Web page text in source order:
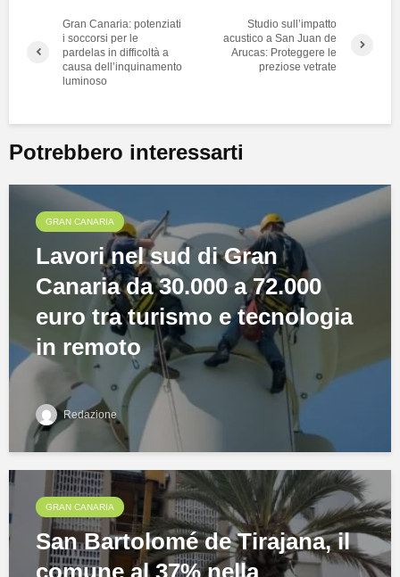
Gran Canaria: potenziati
i soccorsi per le
pardelas in difficoltà a
causa dell’inquinamento
luminoso
Studio sull’impatto
acustico a San Juan de
Arucas: Proteggere le
preziose vetrate
Potrebbero interessarti
GRAN CANARIA
Lavori nel sud di Gran
Canaria da 30.000 a 72.000
euro tra turismo e tecnologia
in remoto
Redazione
GRAN CANARIA
San Bartolomé de Tirajana, il
comune al 37% nella